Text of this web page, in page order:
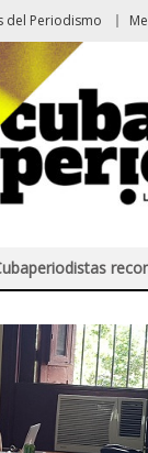
del Periodismo